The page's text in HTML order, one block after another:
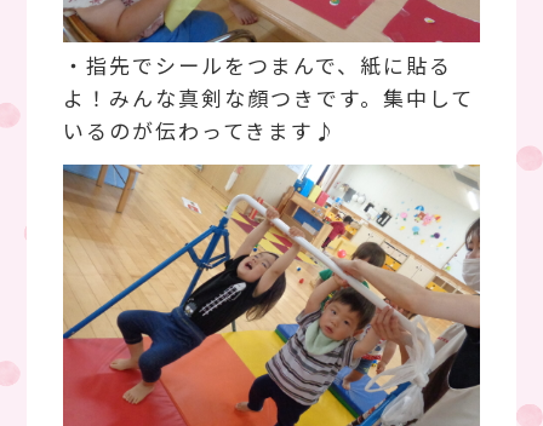
・指先でシールをつまんで、紙に貼る
よ！みんな真剣な顔つきです。集中して
いるのが伝わってきます♪